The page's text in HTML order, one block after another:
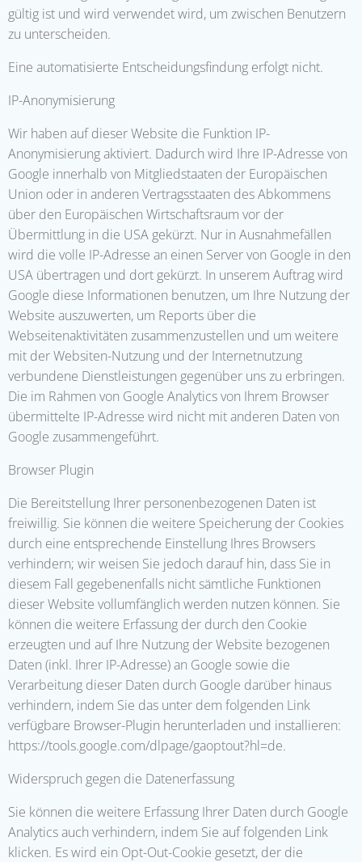
gültig ist und wird verwendet wird, um zwischen Benutzern
zu unterscheiden.
Eine automatisierte Entscheidungsfindung erfolgt nicht.
IP-Anonymisierung
Wir haben auf dieser Website die Funktion IP-
Anonymisierung aktiviert. Dadurch wird Ihre IP-Adresse von
Google innerhalb von Mitgliedstaaten der Europäischen
Union oder in anderen Vertragsstaaten des Abkommens
über den Europäischen Wirtschaftsraum vor der
Übermittlung in die USA gekürzt. Nur in Ausnahmefällen
wird die volle IP-Adresse an einen Server von Google in den
USA übertragen und dort gekürzt. In unserem Auftrag wird
Google diese Informationen benutzen, um Ihre Nutzung der
Website auszuwerten, um Reports über die
Webseitenaktivitäten zusammenzustellen und um weitere
mit der Websiten-Nutzung und der Internetnutzung
verbundene Dienstleistungen gegenüber uns zu erbringen.
Die im Rahmen von Google Analytics von Ihrem Browser
übermittelte IP-Adresse wird nicht mit anderen Daten von
Google zusammengeführt.
Browser Plugin
Die Bereitstellung Ihrer personenbezogenen Daten ist
freiwillig. Sie können die weitere Speicherung der Cookies
durch eine entsprechende Einstellung Ihres Browsers
verhindern; wir weisen Sie jedoch darauf hin, dass Sie in
diesem Fall gegebenenfalls nicht sämtliche Funktionen
dieser Website vollumfänglich werden nutzen können. Sie
können die weitere Erfassung der durch den Cookie
erzeugten und auf Ihre Nutzung der Website bezogenen
Daten (inkl. Ihrer IP-Adresse) an Google sowie die
Verarbeitung dieser Daten durch Google darüber hinaus
verhindern, indem Sie das unter dem folgenden Link
verfügbare Browser-Plugin herunterladen und installieren:
https://tools.google.com/dlpage/gaoptout?hl=de.
Widerspruch gegen die Datenerfassung
Sie können die weitere Erfassung Ihrer Daten durch Google
Analytics auch verhindern, indem Sie auf folgenden Link
klicken. Es wird ein Opt-Out-Cookie gesetzt, der die